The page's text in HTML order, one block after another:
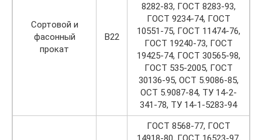
Сортовой и
фасонный
прокат
В22
8282-83, ГОСТ 8283-93,
ГОСТ 9234-74, ГОСТ
10551-75, ГОСТ 11474-76,
ГОСТ 19240-73, ГОСТ
19425-74, ГОСТ 30565-98,
ГОСТ 535-2005, ГОСТ
30136-95, ОСТ 5.9086-85,
ОСТ 5.9087-84, TУ 14-2-
341-78, TУ 14-1-5283-94
ГОСТ 8568-77, ГОСТ